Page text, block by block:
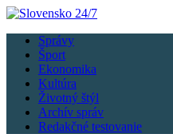
Správy
Šport
Ekonomika
Kultúra
Životný štýl
Archív správ
Redakčné testovanie